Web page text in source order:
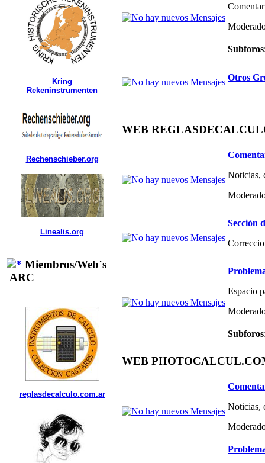
Kring
Rekeninstrumenten
Rechenschieber.org
Linealis.org
Miembros/Web´s
ARC
reglasdecalculo.com.ar
Subforos
Otros
WEB
Noticias,
Sección
Espacio
Subforos
WEB
Noticias,